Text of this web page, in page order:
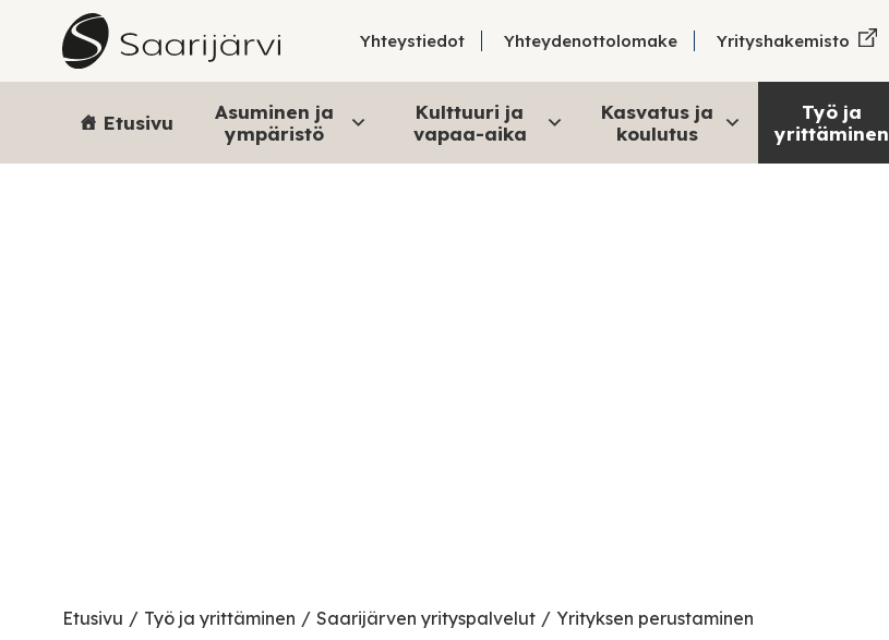
Skip to content
Yhteystiedot Yhteydenottolomake Yrityshakemisto
Etusivu
Asuminen ja
ympäristö
Kulttuuri ja
vapaa-aika
Kasvatus ja
koulutus
Työ ja
yrittäminen
Etusivu Työ ja yrittäminen Saarijärven yrityspalvelut Yrityksen perustaminen